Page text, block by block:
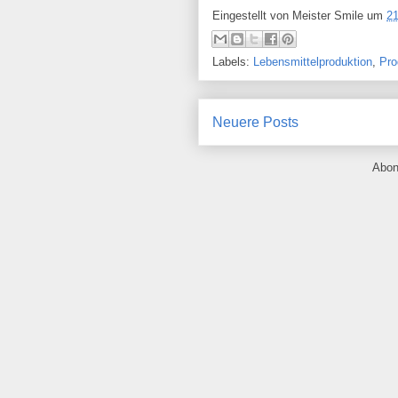
Eingestellt von Meister Smile um
Labels: Lebensmittelproduktion,
Neuere Posts